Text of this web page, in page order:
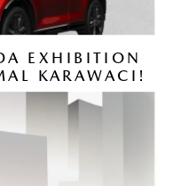
EXHIBITION
KARAWACI!